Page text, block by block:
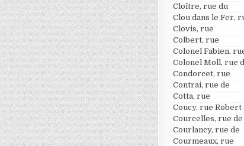
Cloître, rue du
Clou dans le Fer,
Clovis, rue
Colbert, rue
Colonel Fabien,
Colonel Moll, rue
Condorcet, rue
Contrai, rue de
Cotta, rue
Coucy, rue Robert
Courcelles, rue de
Courlancy, rue de
Courmeaux, rue